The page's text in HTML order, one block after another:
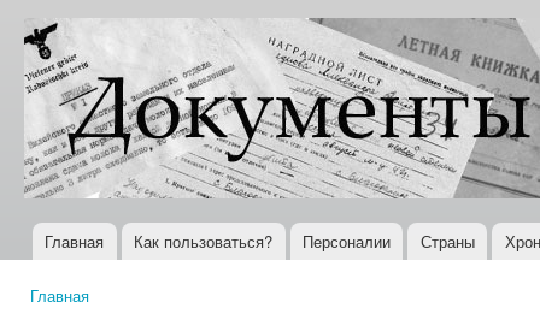
Документы
XX века
Всемирная
история в
Интернете
Главное меню
Главная Как пользоваться? Персоналии Страны
Главная